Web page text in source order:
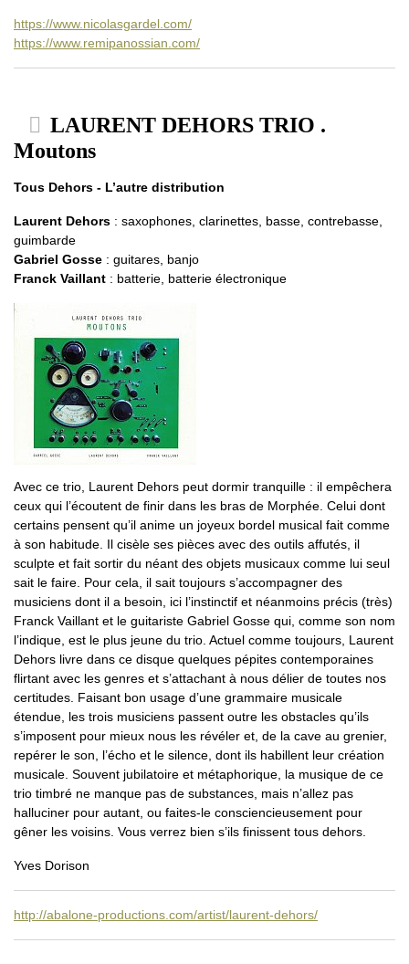
https://www.nicolasgardel.com/
https://www.remipanossian.com/
LAURENT DEHORS TRIO .
Moutons
Tous Dehors - L’autre distribution
Laurent Dehors : saxophones, clarinettes, basse, contrebasse,
guimbarde
Gabriel Gosse : guitares, banjo
Franck Vaillant : batterie, batterie électronique
Avec ce trio, Laurent Dehors peut dormir tranquille : il empêchera
ceux qui l’écoutent de finir dans les bras de Morphée. Celui dont
certains pensent qu’il anime un joyeux bordel musical fait comme
à son habitude. Il cisèle ses pièces avec des outils affutés, il
sculpte et fait sortir du néant des objets musicaux comme lui seul
sait le faire. Pour cela, il sait toujours s’accompagner des
musiciens dont il a besoin, ici l’instinctif et néanmoins précis (très)
Franck Vaillant et le guitariste Gabriel Gosse qui, comme son nom
l’indique, est le plus jeune du trio. Actuel comme toujours, Laurent
Dehors livre dans ce disque quelques pépites contemporaines
flirtant avec les genres et s’attachant à nous délier de toutes nos
certitudes. Faisant bon usage d’une grammaire musicale
étendue, les trois musiciens passent outre les obstacles qu’ils
s’imposent pour mieux nous les révéler et, de la cave au grenier,
repérer le son, l’écho et le silence, dont ils habillent leur création
musicale. Souvent jubilatoire et métaphorique, la musique de ce
trio timbré ne manque pas de substances, mais n’allez pas
halluciner pour autant, ou faites-le consciencieusement pour
gêner les voisins. Vous verrez bien s’ils finissent tous dehors.
Yves Dorison
http://abalone-productions.com/artist/laurent-dehors/